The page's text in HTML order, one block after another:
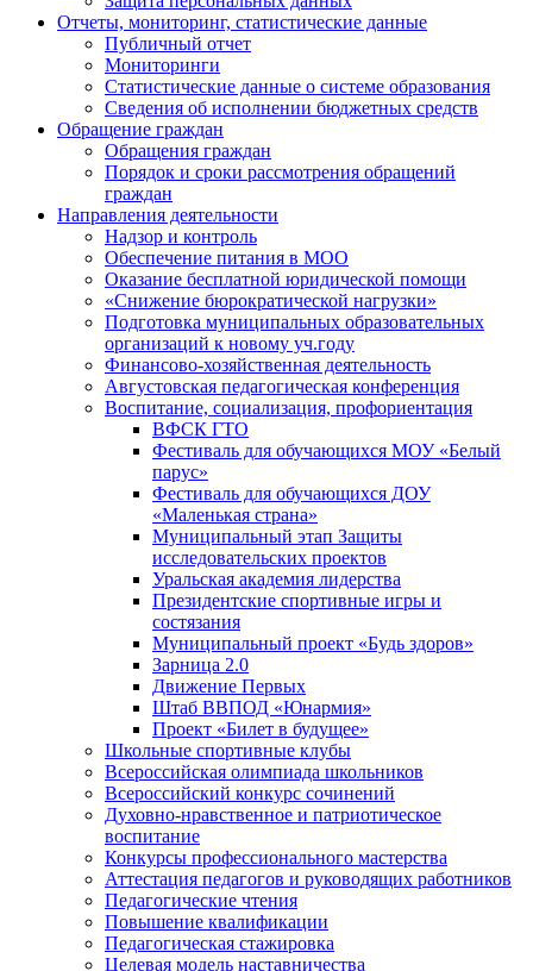
Отчеты, мониторинг, статистические данные
Публичный отчет
Мониторинги
Статистические данные о системе образования
Сведения об исполнении бюджетных средств
Обращение граждан
Обращения граждан
Порядок и сроки рассмотрения обращений
граждан
Направления деятельности
Надзор и контроль
Обеспечение питания в МОО
Оказание бесплатной юридической помощи
«Снижение бюрократической нагрузки»
Подготовка муниципальных образовательных
организаций к новому уч.году
Финансово-хозяйственная деятельность
Августовская педагогическая конференция
Воспитание, социализация, профориентация
ВФСК ГТО
Фестиваль для обучающихся МОУ «Белый
парус»
Фестиваль для обучающихся ДОУ
«Маленькая страна»
Муниципальный этап Защиты
исследовательских проектов
Уральская академия лидерства
Президентские спортивные игры и
состязания
Муниципальный проект «Будь здоров»
Зарница 2.0
Движение Первых
Штаб ВВПОД «Юнармия»
Проект «Билет в будущее»
Школьные спортивные клубы
Всероссийская олимпиада школьников
Всероссийский конкурс сочинений
Духовно-нравственное и патриотическое
воспитание
Конкурсы профессионального мастерства
Аттестация педагогов и руководящих работников
Педагогические чтения
Повышение квалификации
Педагогическая стажировка
Целевая модель наставничества